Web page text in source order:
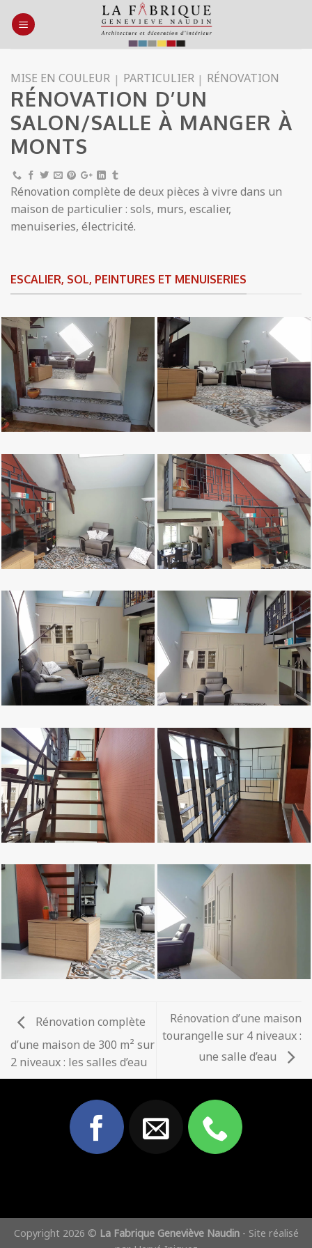
MISE EN COULEUR | PARTICULIER | RÉNOVATION
RÉNOVATION D’UN
SALON/SALLE À MANGER À
MONTS
Rénovation complète de deux pièces à vivre dans un
maison de particulier : sols, murs, escalier,
menuiseries, électricité.
ESCALIER, SOL, PEINTURES ET MENUISERIES
Rénovation complète
d’une maison de 300 m² sur
2 niveaux : les salles d’eau
Rénovation d’une maison
tourangelle sur 4 niveaux :
une salle d’eau
Copyright 2026 © La Fabrique Geneviève Naudin- Site réalisé